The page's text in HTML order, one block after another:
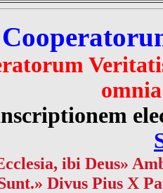
ibi Deus»
Divus Pius X